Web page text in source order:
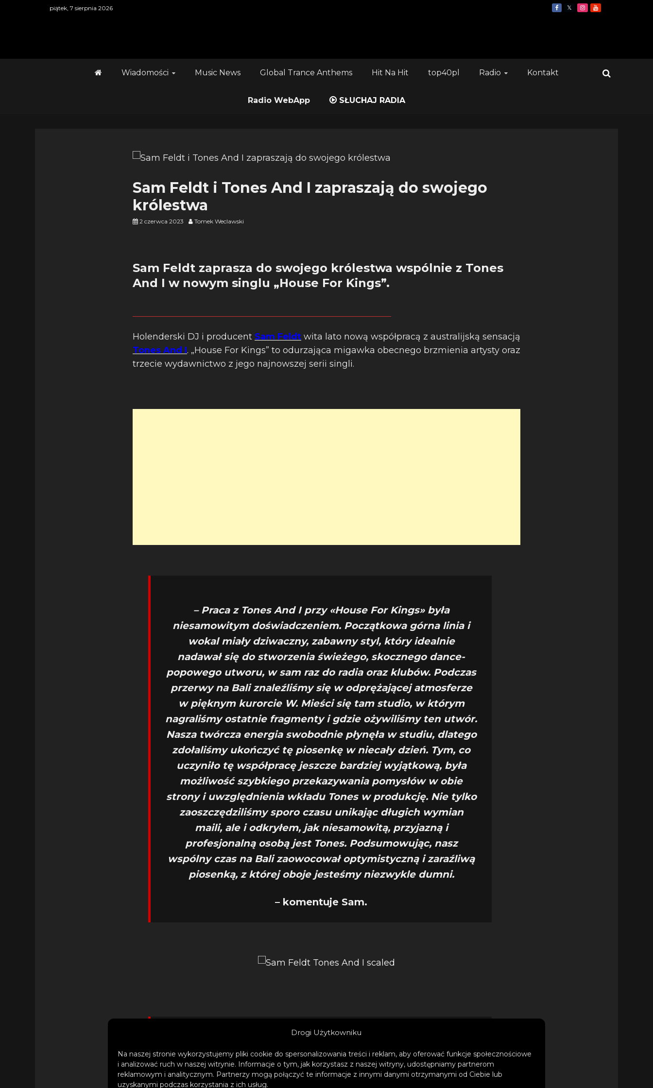
Drogi Użytkowniku
Na naszej stronie wykorzystujemy pliki cookie do spersonalizowania treści i reklam, aby oferować funkcje społecznościowe
i analizować ruch w naszej witrynie. Informacje o tym, jak korzystasz z naszej witryny, udostępniamy partnerom
reklamowym i analitycznym. Partnerzy mogą połączyć te informacje z innymi danymi otrzymanymi od Ciebie lub
uzyskanymi podczas korzystania z ich usług.
piątek, 7 sierpnia 2026
Wiadomości Music News Global Trance Anthems Hit Na Hit top40pl Radio Kontakt
Radio WebApp SŁUCHAJ RADIA
Sam Feldt i Tones And I zapraszają do swojego
królestwa
2 czerwca 2023 Tomek Weclawski
Sam Feldt zaprasza do swojego królestwa wspólnie z Tones
And I w nowym singlu „House For Kings”.
Holenderski DJ i producent Sam Feldt wita lato nową współpracą z australijską sensacją
Tones And I. „House For Kings” to odurzająca migawka obecnego brzmienia artysty oraz
trzecie wydawnictwo z jego najnowszej serii singli.
– Praca z Tones And I przy «House For Kings» była
niesamowitym doświadczeniem. Początkowa górna linia i
wokal miały dziwaczny, zabawny styl, który idealnie
nadawał się do stworzenia świeżego, skocznego dance-
popowego utworu, w sam raz do radia oraz klubów. Podczas
przerwy na Bali znaleźliśmy się w odprężającej atmosferze
w pięknym kurorcie W. Mieści się tam studio, w którym
nagraliśmy ostatnie fragmenty i gdzie ożywiliśmy ten utwór.
Nasza twórcza energia swobodnie płynęła w studiu, dlatego
zdołaliśmy ukończyć tę piosenkę w niecały dzień. Tym, co
uczyniło tę współpracę jeszcze bardziej wyjątkową, była
możliwość szybkiego przekazywania pomysłów w obie
strony i uwzględnienia wkładu Tones w produkcję. Nie tylko
zaoszczędziliśmy sporo czasu unikając długich wymian
maili, ale i odkryłem, jak niesamowitą, przyjazną i
profesjonalną osobą jest Tones. Podsumowując, nasz
wspólny czas na Bali zaowocował optymistyczną i zaraźliwą
piosenką, z której oboje jesteśmy niezwykle dumni.
– komentuje Sam.
– Napisałam ten utwór na moim pierwszym obozie
kompozytorskim w Vegas w zeszłym roku. To było świetne i
zupełnie inne doświadczenie. Późniejsza współpraca z